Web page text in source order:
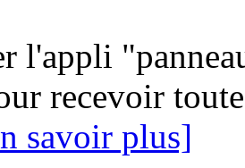
l'appli
recevoir
savoir plus]